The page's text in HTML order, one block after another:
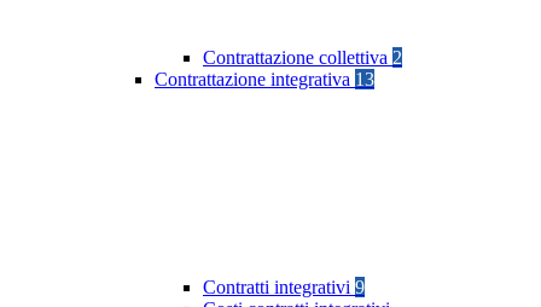
Contrattazione collettiva 2
Contrattazione integrativa 13
Contratti integrativi 9